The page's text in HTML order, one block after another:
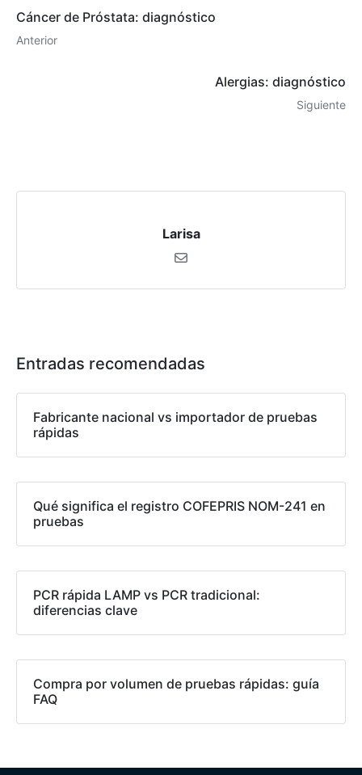
Cáncer de Próstata: diagnóstico
Anterior
Alergias: diagnóstico
Siguiente
Larisa
Entradas recomendadas
Fabricante nacional vs importador de pruebas
rápidas
Qué significa el registro COFEPRIS NOM-241 en
pruebas
PCR rápida LAMP vs PCR tradicional:
diferencias clave
Compra por volumen de pruebas rápidas: guía
FAQ